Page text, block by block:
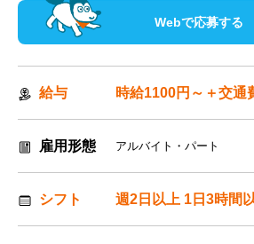
Webで応募する
給与 時給1100円～＋交通
雇用形態 アルバイト・パート
シフト 週2日以上 1日3時間